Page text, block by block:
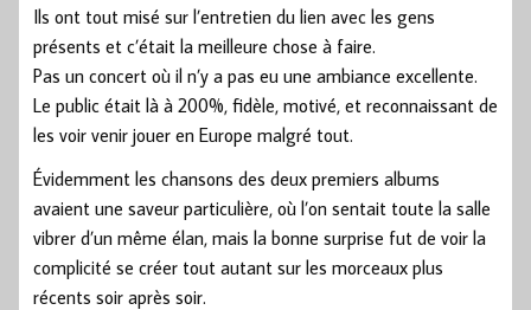
Ils ont tout misé sur l’entretien du lien avec les gens
présents et c’était la meilleure chose à faire.
Pas un concert où il n’y a pas eu une ambiance excellente.
Le public était là à 200%, fidèle, motivé, et reconnaissant de
les voir venir jouer en Europe malgré tout.
Évidemment les chansons des deux premiers albums
avaient une saveur particulière, où l’on sentait toute la salle
vibrer d’un même élan, mais la bonne surprise fut de voir la
complicité se créer tout autant sur les morceaux plus
récents soir après soir.